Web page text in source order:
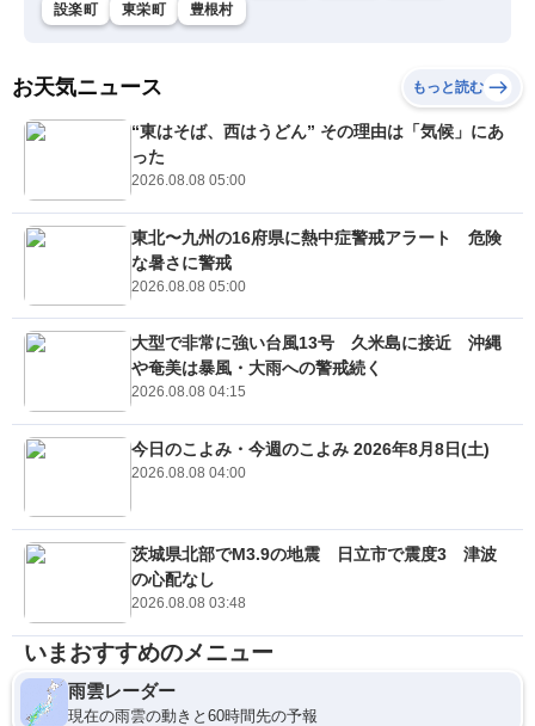
設楽町
東栄町 豊根村
お天気ニュース もっと読む
“東はそば、西はうどん” その理由は「気候」にあ
った
2026.08.08 05:00
東北〜九州の16府県に熱中症警戒アラート 危険
な暑さに警戒
2026.08.08 05:00
大型で非常に強い台風13号 久米島に接近 沖縄
や奄美は暴風・大雨への警戒続く
2026.08.08 04:15
今日のこよみ・今週のこよみ 2026年8月8日(土)
2026.08.08 04:00
茨城県北部でM3.9の地震 日立市で震度3 津波
の心配なし
2026.08.08 03:48
いまおすすめのメニュー
雨雲レーダー
現在の雨雲の動きと60時間先の予報